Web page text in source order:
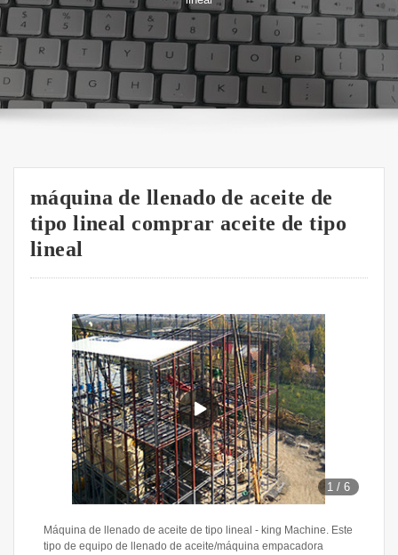
máquina de llenado de aceite de
tipo lineal comprar aceite de tipo
lineal
1 /6
Máquina de llenado de aceite de tipo lineal - king Machine. Este
tipo de equipo de llenado de aceite/máquina empacadora